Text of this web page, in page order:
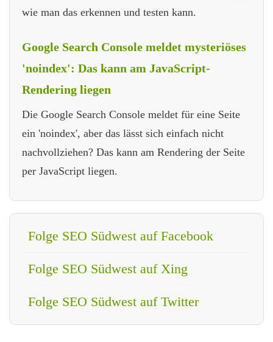
wie man das erkennen und testen kann.
Google Search Console meldet mysteriöses
'noindex': Das kann am JavaScript-
Rendering liegen
Die Google Search Console meldet für eine Seite
ein 'noindex', aber das lässt sich einfach nicht
nachvollziehen? Das kann am Rendering der Seite
per JavaScript liegen.
Folge SEO Südwest auf Facebook
Folge SEO Südwest auf Xing
Folge SEO Südwest auf Twitter